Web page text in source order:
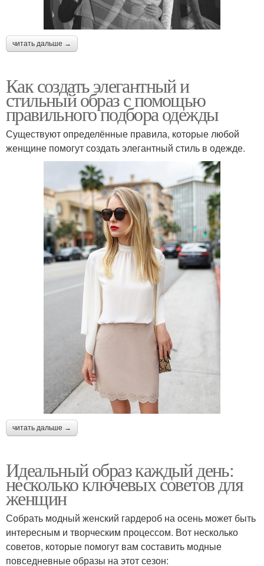
читать дальше →
Как создать элегантный и
стильный образ с помощью
правильного подбора одежды
Существуют определённые правила, которые любой
женщине помогут создать элегантный стиль в одежде.
читать дальше →
Идеальный образ каждый день:
несколько ключевых советов для
женщин
Собрать модный женский гардероб на осень может быть
интересным и творческим процессом. Вот несколько
советов, которые помогут вам составить модные
повседневные образы на этот сезон: